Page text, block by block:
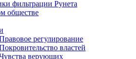
фильтрации Рунета
обществе
регулирование
властей
верующих